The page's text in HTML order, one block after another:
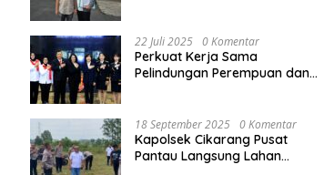
22 Juli 2025 0 Komentar
Perkuat Kerja Sama
Pelindungan Perempuan dan
nasional Korea Selatan
18 September 2025 0 Komentar
Kapolsek Cikarang Pusat
Pantau Langsung Lahan